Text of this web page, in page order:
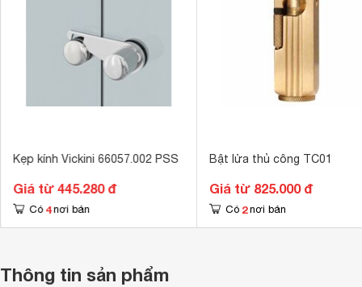
Kẹp kính Vickini 66057.002 PSS
Giá từ 445.280 đ
Có 4 nơi bán
Bật lửa thủ công TC01
Giá từ 825.000 đ
Có 2 nơi bán
Thông tin sản phẩm